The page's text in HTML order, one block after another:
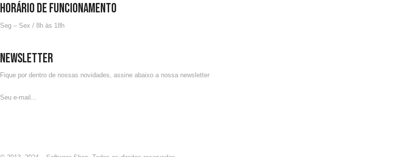
Horário de Funcionamento
Seg – Sex / 8h às 18h
NEWSLETTER
Fique por dentro de nossas novidades, assine abaixo a nossa newsletter